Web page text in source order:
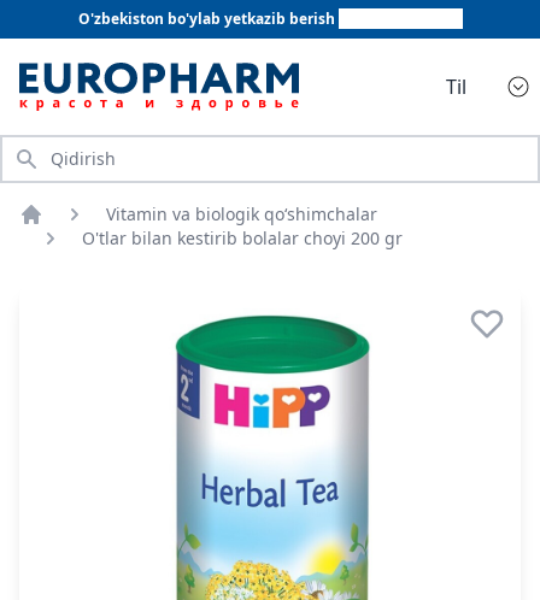
O'zbekiston bo'ylab yetkazib berish
Til
Qidirish
Bosh sahifa
Vitamin va biologik qo‘shimchalar
O'tlar bilan kestirib bolalar choyi 200 gr